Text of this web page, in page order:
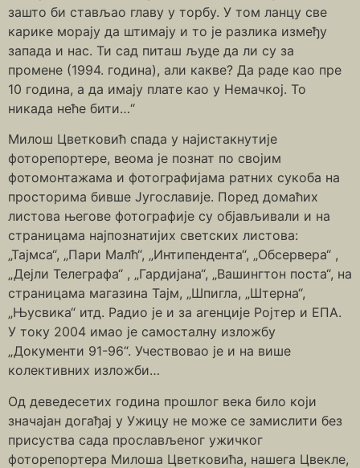
зашто би стављао главу у торбу. У том ланцу све
карике морају да штимају и то је разлика између
запада и нас. Ти сад питаш људе да ли су за
промене (1994. година), али какве? Да раде као пре
10 година, а да имају плате као у Немачкој. То
никада неће бити…“
Милош Цветковић спада у најистакнутије
фоторепортере, веома је познат по својим
фотомонтажама и фотографијама ратних сукоба на
просторима бивше Југославије. Поред домаћих
листова његове фотографије су објављивали и на
страницама најпознатијих светских листова:
„Тајмса“, „Пари Малћ“, „Интипендента“, „Обсервера“ ,
„Дејли Телеграфа“ , „Гардијана“, „Вашингтон поста“, на
страницама магазина Тајм, „Шпигла, „Штерна“,
„Њусвика“ итд. Радио је и за агенције Ројтер и ЕПА.
У току 2004 имао је самосталну изложбу
„Документи 91-96“. Учествовао је и на више
колективних изложби…
Од деведесетих година прошлог века било који
значајан догађај у Ужицу не може се замислити без
присуства сада прослављеног ужичког
фоторепортера Милоша Цветковића, нашега Цвекле,